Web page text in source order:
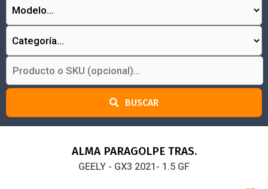
BUSCAR
ALMA PARAGOLPE TRAS.
GEELY - GX3 2021- 1.5 GF